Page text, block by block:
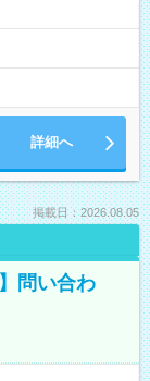
詳細へ
掲載日：2026.08.05
問い合わ